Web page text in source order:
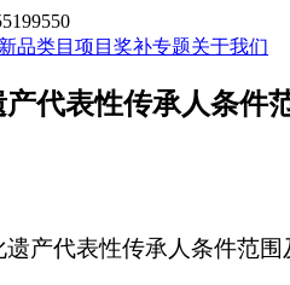
品类目 项目奖补专题关于我们
代表性传承人条件
产代表性传承人条件范围